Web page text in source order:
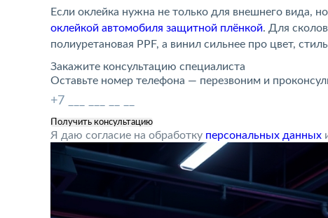
Если оклейка нужна не только для внешнего вида,
оклейкой автомобиля защитной плёнкой. Для
полиуретановая PPF, а винил сильнее про цвет,
Закажите консультацию специалиста
Оставьте номер телефона — перезвоним и
Я даю согласие на обработку персональных данных